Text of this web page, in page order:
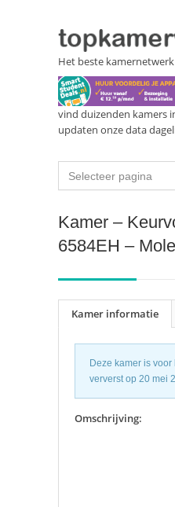
Het beste
vind duizenden kamers
updaten onze data
Kamer –
6584EH –
Kamer informatie
Deze kamer is voor
ververst op 20 mei
Omschrijving: